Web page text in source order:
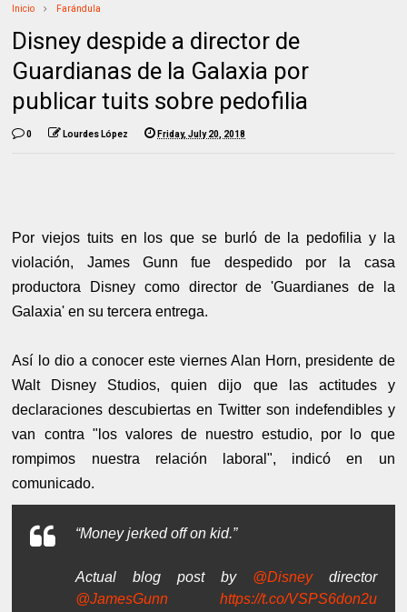
Inicio Farándula
Disney despide a director de
Guardianas de la Galaxia por
publicar tuits sobre pedofilia
0 Lourdes López Friday, July 20, 2018
Por viejos tuits en los que se burló de la pedofilia y la
violación, James Gunn fue despedido por la casa
productora Disney como director de 'Guardianes de la
Galaxia' en su tercera entrega.
Así lo dio a conocer este viernes Alan Horn, presidente de
Walt Disney Studios, quien dijo que las actitudes y
declaraciones descubiertas en Twitter son indefendibles y
van contra "los valores de nuestro estudio, por lo que
rompimos nuestra relación laboral", indicó en un
comunicado.
“Money jerked off on kid.”
Actual blog post by @Disneydirector
@JamesGunn
https://t.co/VSPS6don2u